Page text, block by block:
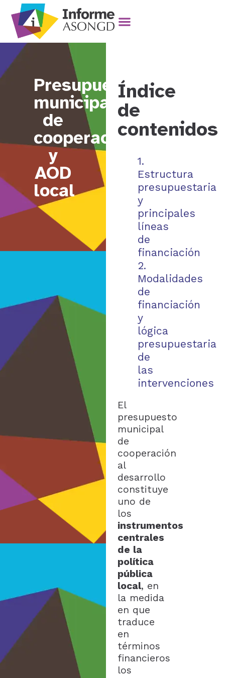
Presupuesto
municipal
de
cooperación
y
AOD
local
Índice
de
contenidos
1.
Estructura
presupuestaria
y
principales
líneas
de
financiación
2.
Modalidades
de
financiación
y
lógica
presupuestaria
de
las
intervenciones
El
presupuesto
municipal
de
cooperación
al
desarrollo
constituye
uno de
los
instrumentos
centrales
de la
política
pública
local, en
la medida
en que
traduce
en
términos
financieros
los